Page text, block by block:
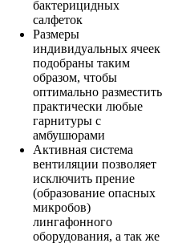
бактерицидных
салфеток
Размеры
индивидуальных ячеек
подобраны таким
образом, чтобы
оптимально разместить
практически любые
гарнитуры с
амбушюрами
Активная система
вентиляции позволяет
исключить прение
(образование опасных
микробов)
лингафонного
оборудования, а так же